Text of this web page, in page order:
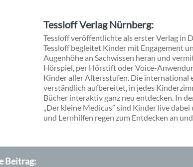
Tessloff Verlag Nürnberg:
Tessloff veröffentlichte als erster Verlag in
Tessloff begleitet Kinder mit Engagement
Augenhöhe an Sachwissen heran und
Hörspiel, per Hörstift oder Voice-
Kinder aller Altersstufen. Die international
verständlich aufbereitet, in jedes
Bücher interaktiv ganz neu entdecken. In
„Der kleine Medicus” sind Kinder live
und Lernhilfen regen zum Entdecken an
Beitrag: